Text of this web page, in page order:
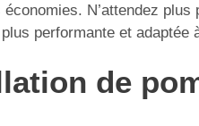
N’attendez
performante et adaptée
de